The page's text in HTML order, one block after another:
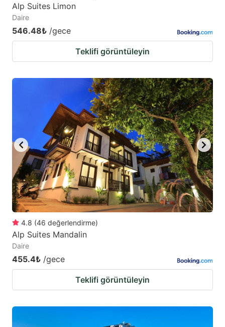
Alp Suites Limon
Daire
546.48₺ /gece
Teklifi görüntüleyin
4.8 (46 değerlendirme)
Alp Suites Mandalin
Daire
455.4₺ /gece
Teklifi görüntüleyin